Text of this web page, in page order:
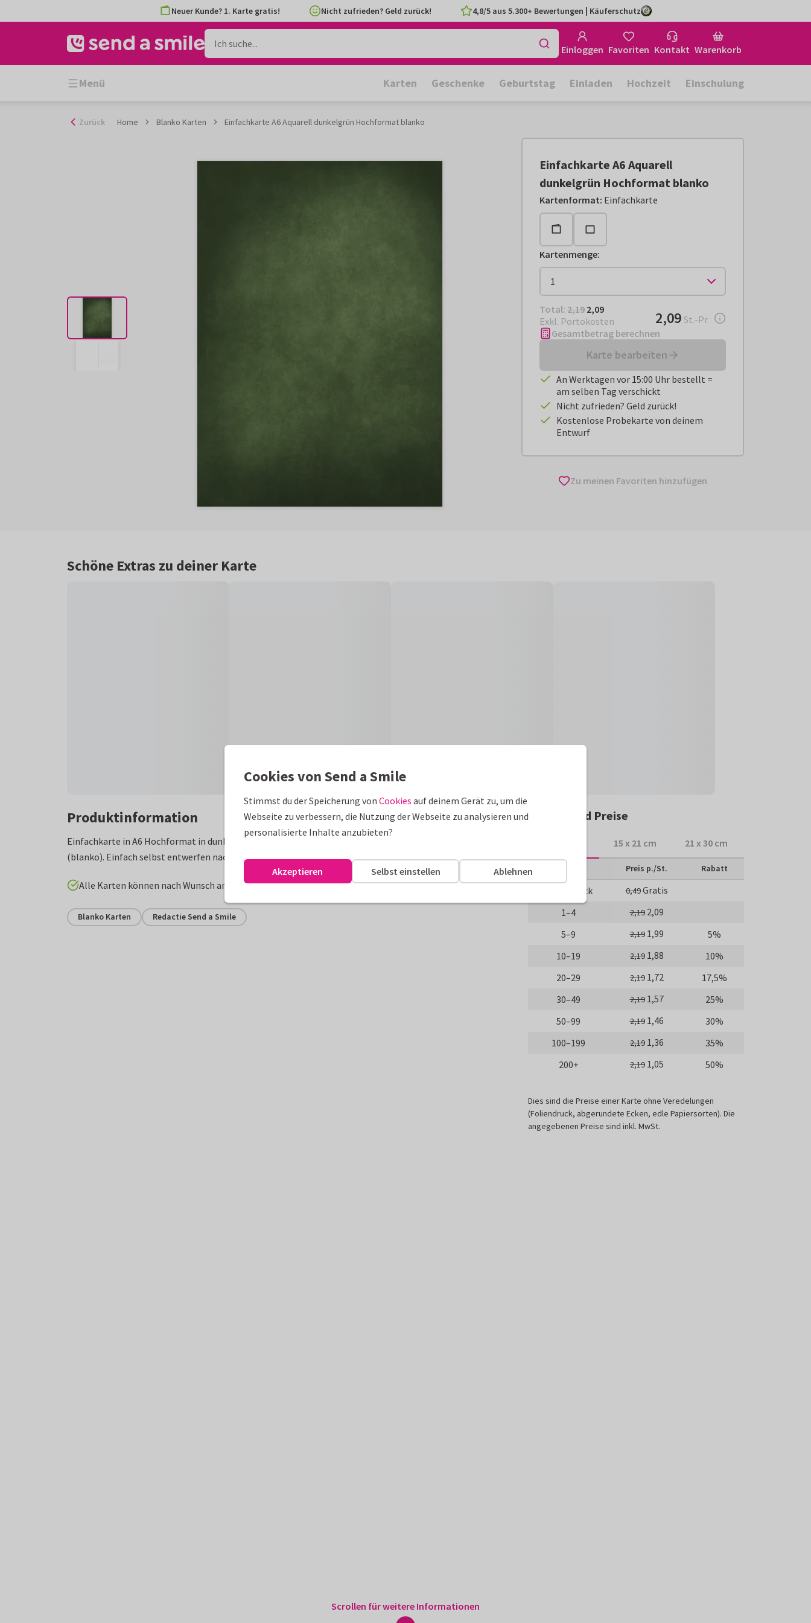
Inhalt
Neuer Kunde? 1. Karte gratis! Nicht zufrieden? Geld zurück! 4,8/5 aus 5.300+ Bewertungen | Käuferschutz
Einloggen Favoriten Kontakt Warenkorb
Menü Karten Geschenke Geburtstag Einladen Hochzeit Einschulung
Zurück Home Blanko Karten Einfachkarte A6 Aquarell dunkelgrün Hochformat blanko
Einfachkarte A6 Aquarell
dunkelgrün Hochformat blanko
Kartenformat: Einfachkarte
Kartenmenge:
Total: € 2,09
Total: 2,19 2,09
Exkl. Portokosten
€ 2,09pro Stück
2,09 St.-Pr.
Gesamtbetrag berechnen
Karte bearbeiten
An Werktagen vor 15:00 Uhr bestellt =
am selben Tag verschickt
Nicht zufrieden? Geld zurück!
Kostenlose Probekarte von deinem
Entwurf
Zu meinen Favoriten hinzufügen
Schöne Extras zu deiner Karte
Produktinformation
Einfachkarte in A6 Hochformat in dunkelgrün Aquarell zum selbst gestalten
(blanko). Einfach selbst entwerfen nach eigenem Wunsch mit Fotos und Text.
Alle Karten können nach Wunsch angepasst werden.
Blanko Karten Redactie Send a Smile
Größen und Preise
15 x 21 cm 21 x 30 cm
Preis p./St. Rabatt
Probedruck 0,49Gratis
1–4
2,19 2,09
5–9
2,19 1,99
5%
10–19
2,19 1,88
10%
20–29
2,19 1,72
17,5%
30–49
2,19 1,57
25%
50–99
2,19 1,46
30%
100–199
2,19 1,36
35%
200+
2,19 1,05 50%
Dies sind die Preise einer Karte ohne Veredelungen
(Foliendruck, abgerundete Ecken, edle Papiersorten). Die
angegebenen Preise sind inkl. MwSt.
Scrollen für weitere Informationen
Cookies von Send a Smile
Stimmst du der Speicherung von Cookies auf deinem Gerät zu, um die
Webseite zu verbessern, die Nutzung der Webseite zu analysieren und
personalisierte Inhalte anzubieten?
Ablehnen
Selbst einstellen
Akzeptieren